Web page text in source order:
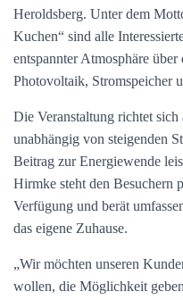
Heroldsberg. Unter dem
Kuchen“ sind alle
entspannter Atmosphäre
Photovoltaik, Stromspeicher
Die Veranstaltung richtet
unabhängig von steigenden
Beitrag zur Energiewende
Hirmke steht den Besuchern
Verfügung und berät
das eigene Zuhause.
„Wir möchten unseren
wollen, die Möglichkeit